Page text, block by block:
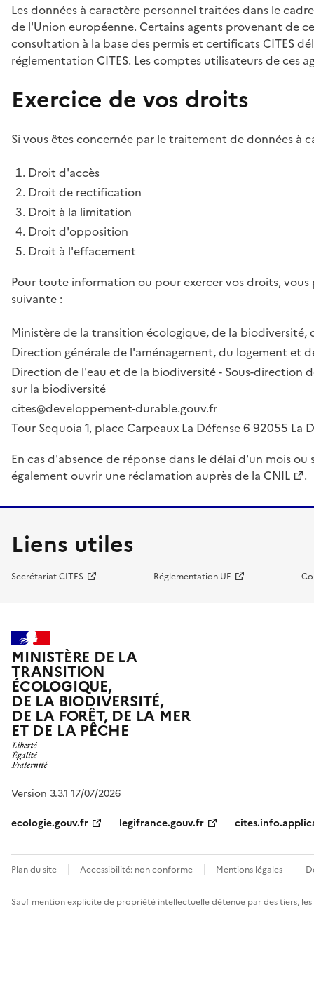
Les données à caractère personnel traitées dans le
de l'Union européenne. Certains agents provenant de
consultation à la base des permis et certificats CITES
réglementation CITES. Les comptes utilisateurs de ces
Exercice de vos droits
Si vous êtes concernée par le traitement de données à
Droit d'accès
Droit de rectification
Droit à la limitation
Droit d'opposition
Droit à l'effacement
Pour toute information ou pour exercer vos droits,
suivante :
Ministère de la transition écologique, de la biodiversité,
Direction générale de l'aménagement, du logement et
Direction de l'eau et de la biodiversité - Sous-direction
sur la biodiversité
cites@developpement-durable.gouv.fr
Tour Sequoia 1, place Carpeaux La Défense 6 92055 La
En cas d'absence de réponse dans le délai d'un mois
également ouvrir une réclamation auprès de la CNIL .
Liens utiles
Secrétariat CITES Réglementation UE
MINISTÈRE DE LA
TRANSITION
ÉCOLOGIQUE,
DE LA BIODIVERSITÉ,
DE LA FORÊT, DE LA MER
ET DE LA PÊCHE
Version 3.3.1 17/07/2026
ecologie.gouv.fr
legifrance.gouv.fr
Plan du site Accessibilité: non conforme Mentions légales
Sauf mention explicite de propriété intellectuelle détenue par des tiers,